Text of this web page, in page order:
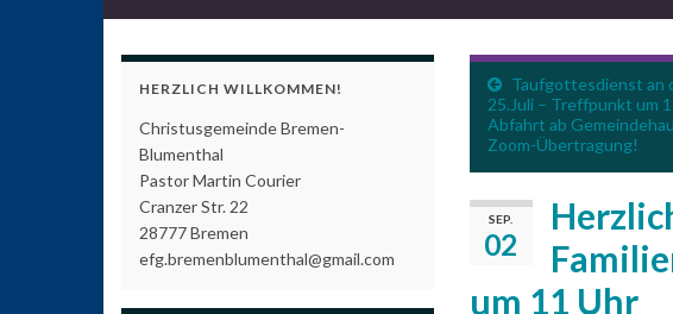
Taufgottesdienst an
25.Juli – Treffpunkt um
Abfahrt ab
Zoom-Übertragung!
SEP.
02
um 11 Uhr
HERZLICH WILLKOMMEN!
Christusgemeinde Bremen-
Blumenthal
Pastor Martin Courier
Cranzer Str. 22
28777 Bremen
efg.bremenblumenthal@gmail.com